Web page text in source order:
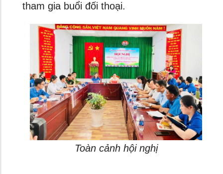
tham gia buổi đối thoại.
Toàn cảnh hội nghị